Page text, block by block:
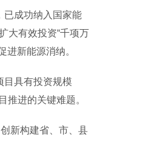
成功纳入国家能
大有效投资“千项万
进新能源消纳。
具有投资规模
推进的关键难题。
新构建省、市、县